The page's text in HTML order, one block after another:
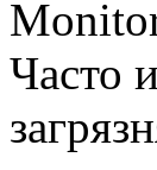
Часто